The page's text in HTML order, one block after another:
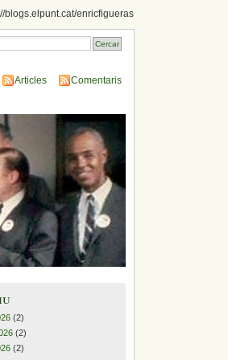
blogs.elpunt.cat/enricfigueras
Articles Comentaris
(2)
(2)
(2)